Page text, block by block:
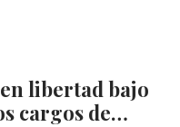
libertad bajo
cargos de…